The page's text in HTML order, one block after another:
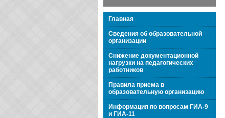
Главная
Сведения об образовательной
организации
Снижение документационной
нагрузки на педагогических
работников
Правила приема в
образовательную организацию
Информация по вопросам ГИА-9
и ГИА-11